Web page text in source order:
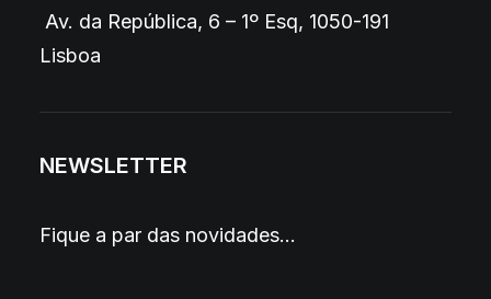
Av. da República, 6 – 1º Esq, 1050-191
Lisboa
NEWSLETTER
Fique a par das novidades…